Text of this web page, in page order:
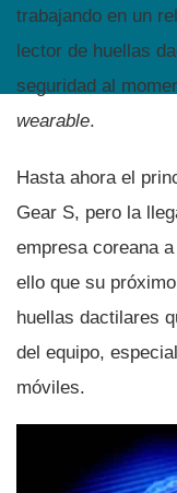
trabajando en un
lector de huellas
seguridad al
wearable.
Hasta ahora el
Gear S, pero la
empresa coreana
ello que su
huellas dactilares
del equipo,
móviles.